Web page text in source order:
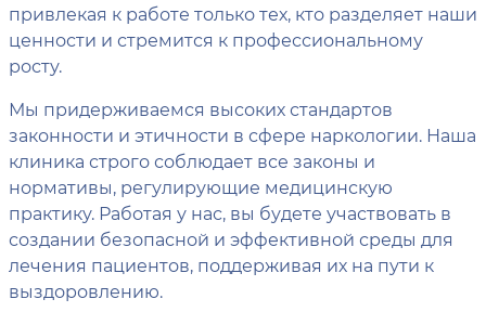
привлекая к работе только тех, кто разделяет наши
ценности и стремится к профессиональному
росту.
Мы придерживаемся высоких стандартов
законности и этичности в сфере наркологии. Наша
клиника строго соблюдает все законы и
нормативы, регулирующие медицинскую
практику. Работая у нас, вы будете участвовать в
создании безопасной и эффективной среды для
лечения пациентов, поддерживая их на пути к
выздоровлению.